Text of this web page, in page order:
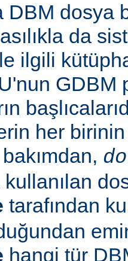
DBM dosya
da
ilgili
GDBM
her
kullanılan
tarafından
hangi tür